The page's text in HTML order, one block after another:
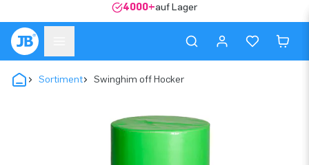
4000+auf Lager
Sortiment Swinghim off Hocker